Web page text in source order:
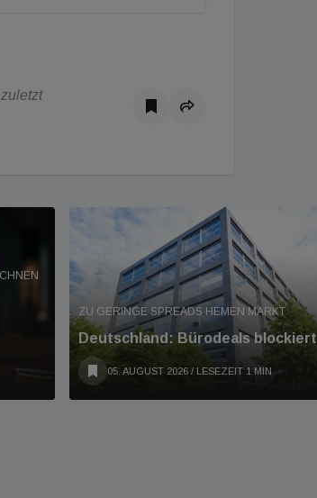
ZU GERINGE SPREADS HEMEN MARKT
Deutschland: Bürodeals blockiert
05. AUGUST 2026 / LESEZEIT 1 MIN